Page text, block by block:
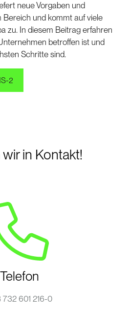
neue Vorgaben und
Bereich und kommt auf viele
zu. In diesem Beitrag erfahren
betroffen ist und
Schritte sind.
2
in Kontakt!
Telefon
732 601 216-0